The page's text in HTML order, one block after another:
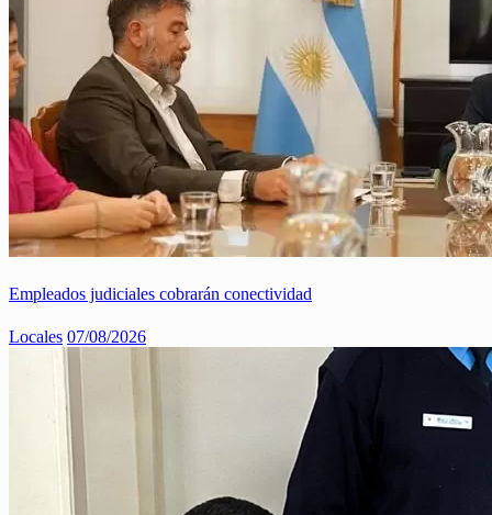
Empleados judiciales cobrarán conectividad
Locales 07/08/2026